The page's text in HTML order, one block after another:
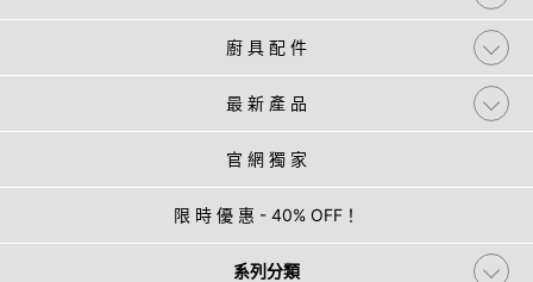
廚 具 配 件
最 新 產 品
官 網 獨 家
限 時 優 惠 - 40% OFF！
系列分類